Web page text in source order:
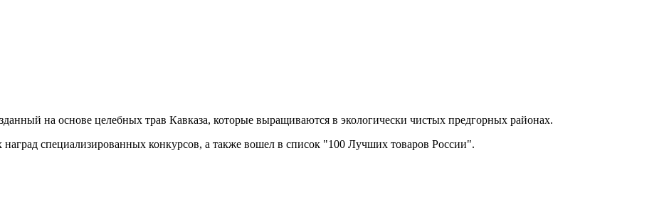
на основе целебных трав Кавказа, которые выращиваются в экологически чистых предгорных районах.
специализированных конкурсов, а также вошел в список "100 Лучших товаров России".